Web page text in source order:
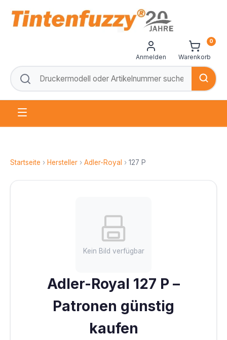
Anmelden Warenkorb
0
Startseite › Hersteller › Adler-Royal › 127 P
Kein Bild verfügbar
Adler-Royal 127 P –
Patronen günstig
kaufen